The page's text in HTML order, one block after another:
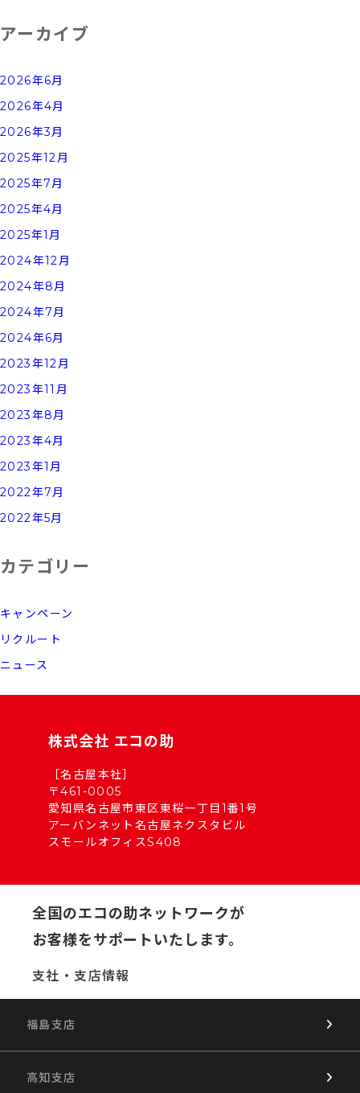
アーカイブ
2026年6月
2026年4月
2026年3月
2025年12月
2025年7月
2025年4月
2025年1月
2024年12月
2024年8月
2024年7月
2024年6月
2023年12月
2023年11月
2023年8月
2023年4月
2023年1月
2022年7月
2022年5月
カテゴリー
キャンペーン
リクルート
ニュース
株式会社 エコの助
［名古屋本社］
〒461-0005
愛知県名古屋市東区東桜一丁目1番1号
アーバンネット名古屋ネクスタビル
スモールオフィスS408
全国のエコの助ネットワークが
お客様をサポートいたします。
支社・支店情報
福島支店
高知支店